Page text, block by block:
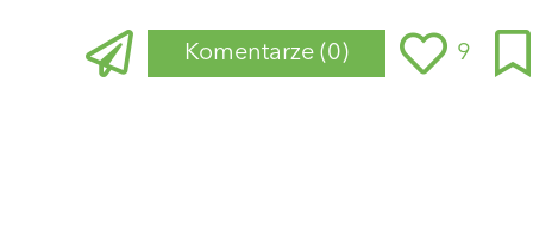
Komentarze (0) 9